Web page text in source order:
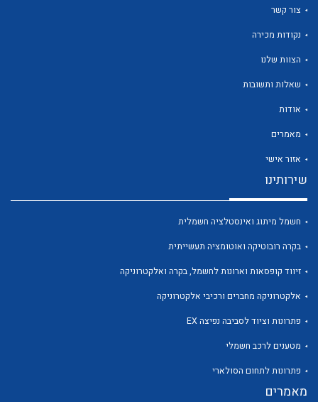
צור קשר
נקודות מכירה
הצוות שלנו
שאלות ותשובות
אודות
מאמרים
אזור אישי
שירותינו
חשמל מיתוג ואינסטלציה חשמלית
בקרה רובוטיקה ואוטומציה תעשייתית
זיווד קופסאות וארונות לחשמל, בקרה ואלקטרוניקה
אלקטרוניקה מחברים ורכיבי אלקטרוניקה
פתרונות וציוד לסביבה נפיצה EX
מטענים לרכב חשמלי
פתרונות לתחום הסולארי
מאמרים